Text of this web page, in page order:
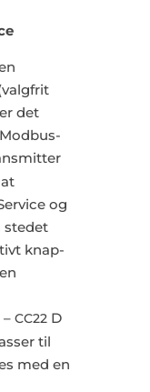
det
og
stedet
knap-
CC22D
til
med en